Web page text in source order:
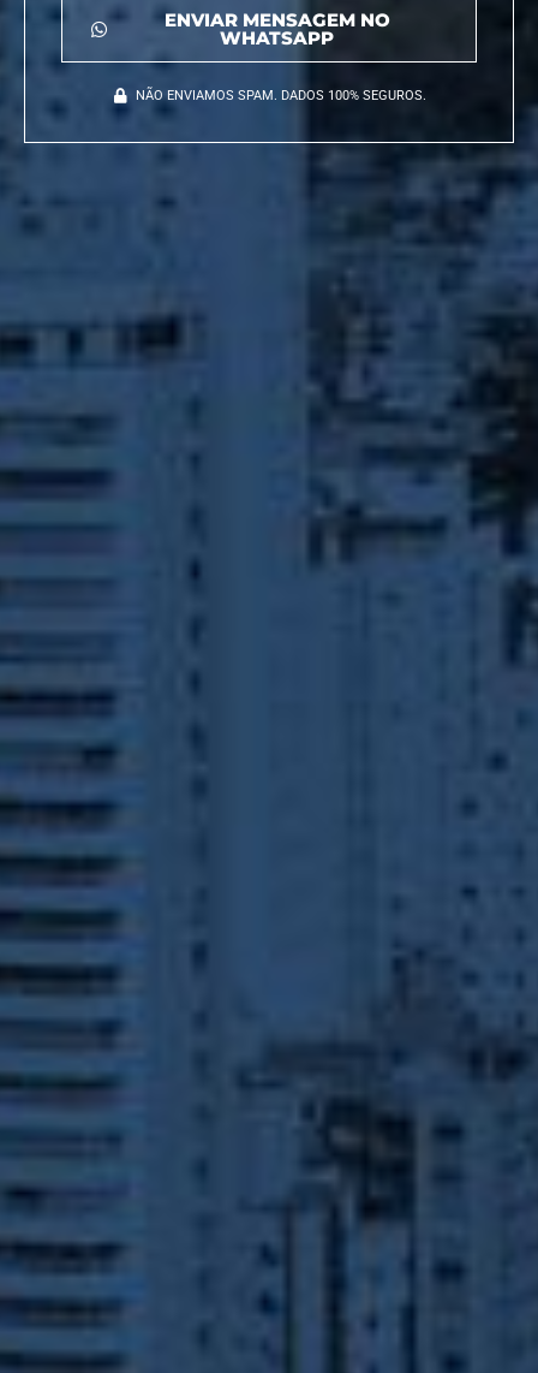
ENVIAR MENSAGEM NO
WHATSAPP
NÃO ENVIAMOS SPAM. DADOS 100% SEGUROS.